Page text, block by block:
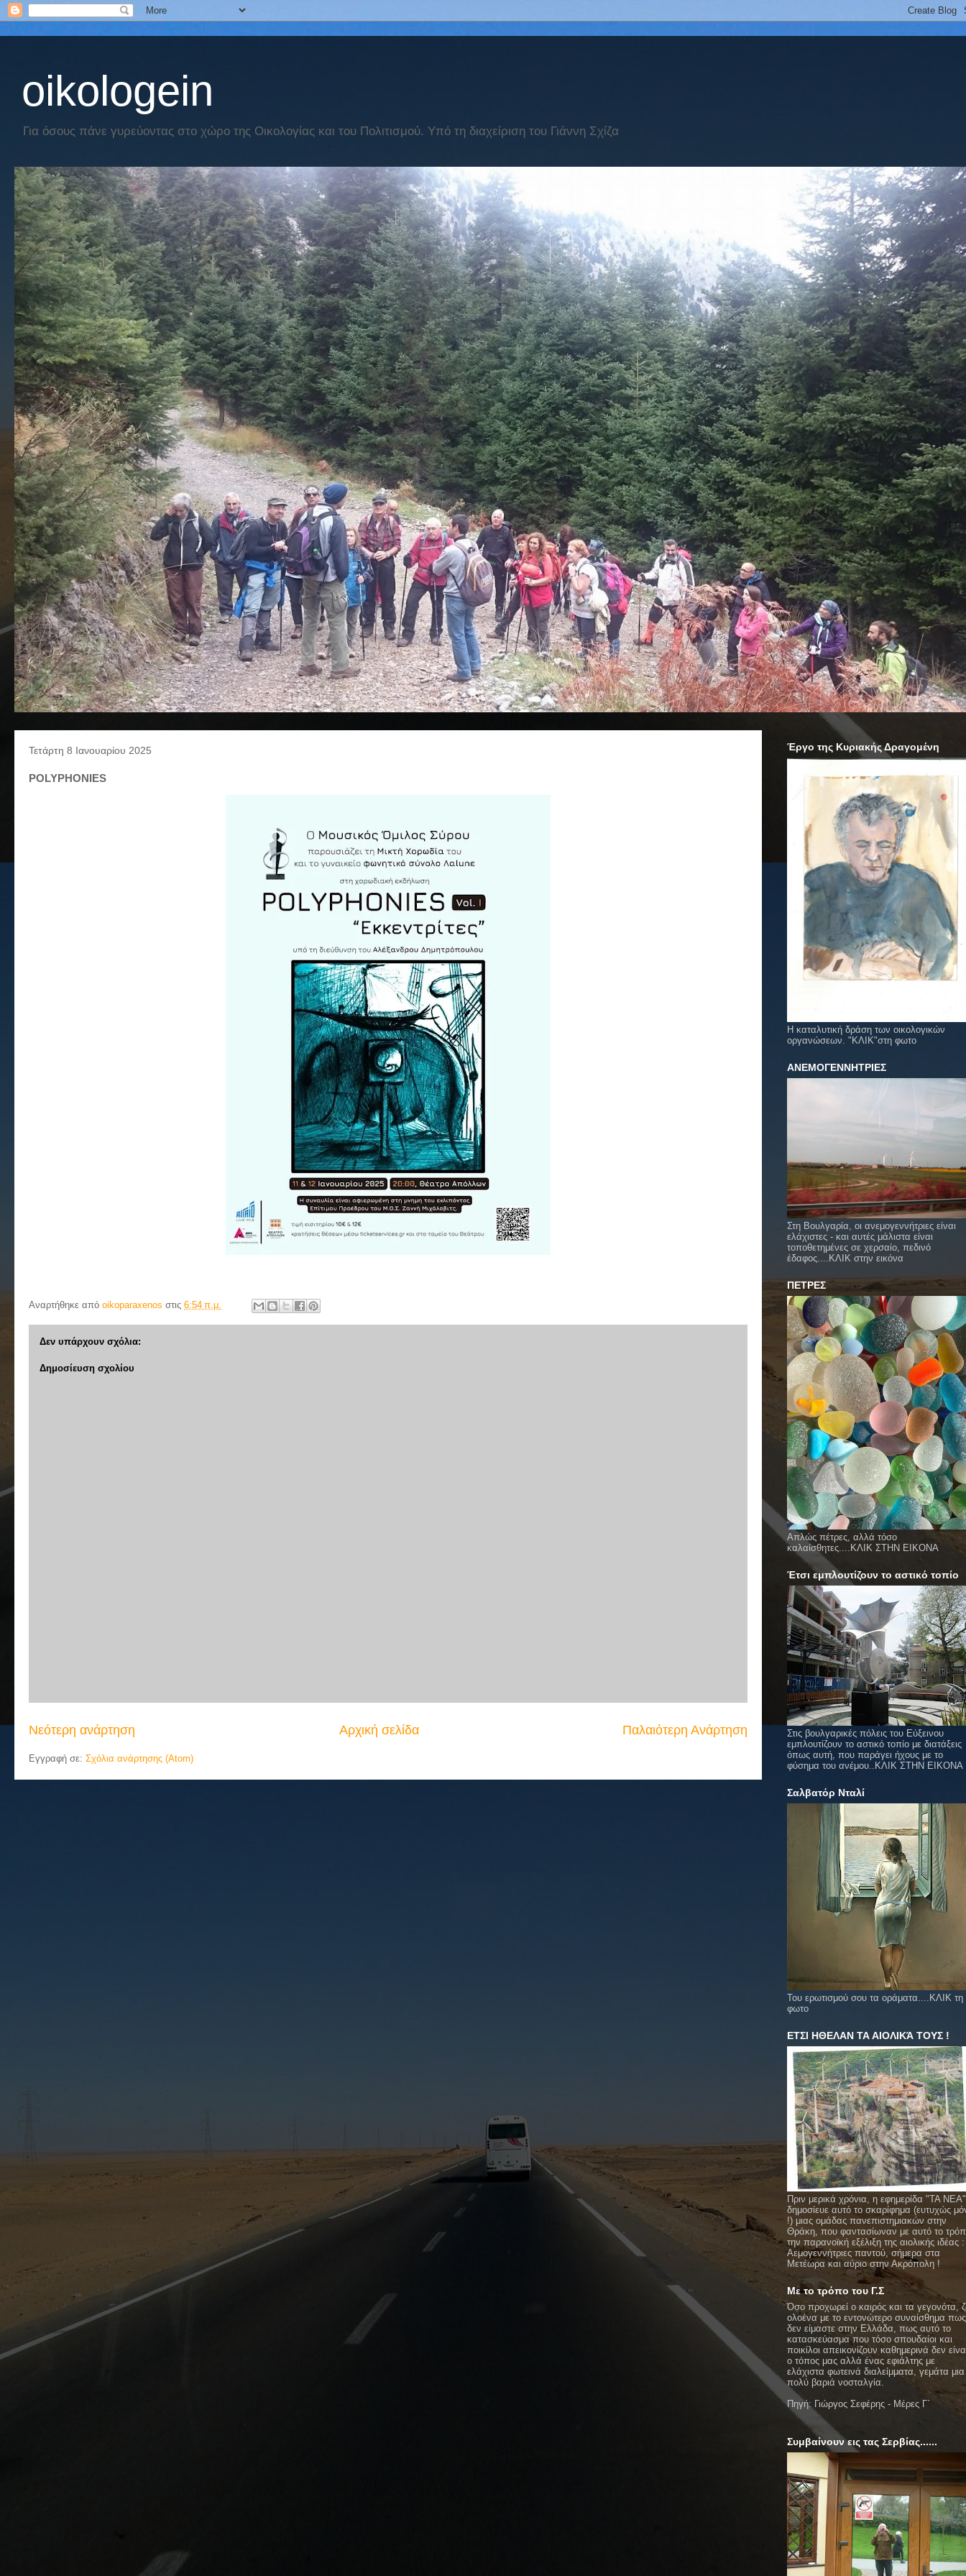
oikologein
Για όσους πάνε γυρεύοντας στο χώρο της Οικολογίας και του Πολιτισμού. Υπό τη διαχείριση του Γιάννη Σχίζα
Τετάρτη 8 Ιανουαρίου 2025
POLYPHONIES
Αναρτήθηκε από oikoparaxenos στις 6:54 π.μ.
Δεν υπάρχουν σχόλια:
Δημοσίευση σχολίου
Νεότερη ανάρτηση Παλαιότερη Ανάρτηση
Αρχική σελίδα
Εγγραφή σε: Σχόλια ανάρτησης (Atom)
Έργο της Κυριακής Δραγομένη
Η καταλυτική δράση των οικολογικών
οργανώσεων. "ΚΛΙΚ"στη φωτο
ΑΝΕΜΟΓΕΝΝΗΤΡΙΕΣ
Στη Βουλγαρία, οι ανεμογεννήτριες είναι
ελάχιστες - και αυτές μάλιστα είναι
τοποθετημένες σε χερσαίο, πεδινό
έδαφος....ΚΛΙΚ στην εικόνα
ΠΕΤΡΕΣ
Απλώς πέτρες, αλλά τόσο
καλαίσθητες....ΚΛΙΚ ΣΤΗΝ ΕΙΚΟΝΑ
Έτσι εμπλουτίζουν το αστικό τοπίο
Στις βουλγαρικές πόλεις του Εύξεινου
εμπλουτίζουν το αστικό τοπίο με διατάξεις
όπως αυτή, που παράγει ήχους με το
φύσημα του ανέμου..ΚΛΙΚ ΣΤΗΝ ΕΙΚΟΝΑ
Σαλβατόρ Νταλί
Του ερωτισμού σου τα οράματα....ΚΛΙΚ τη
φωτο
ΕΤΣΙ ΗΘΕΛΑΝ ΤΑ ΑΙΟΛΙΚΆ ΤΟΥΣ !
Πριν μερικά χρόνια, η εφημερίδα "ΤΑ ΝΕΑ"
δημοσίευε αυτό το σκαρίφημα (ευτυχώς
!) μιας ομάδας πανεπιστημιακών στην
Θράκη, που φαντασίωναν με αυτό το
την παρανοϊκή εξέλιξη της αιολικής ιδέας :
Αεμογεννήτριες παντού, σήμερα στα
Μετέωρα και αύριο στην Ακρόπολη !
Με το τρόπο του Γ.Σ
Όσο προχωρεί ο καιρός και τα γεγονότα,
ολοένα με το εντονώτερο συναίσθημα πως
δεν είμαστε στην Ελλάδα, πως αυτό το
κατασκεύασμα που τόσο σπουδαίοι και
ποικίλοι απεικονίζουν καθημερινά δεν
ο τόπος μας αλλά ένας εφιάλτης με
ελάχιστα φωτεινά διαλείμματα, γεμάτα μια
πολύ βαριά νοσταλγία.
Πηγή: Γιώργος Σεφέρης - Μέρες Γ΄
Συμβαίνουν εις τας Σερβίας......